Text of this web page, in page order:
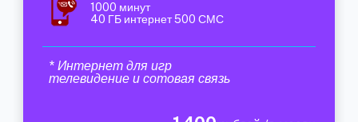
1000 минут
40 ГБ интернет 500 СМС
* Интернет для игр
телевидение и сотовая связь